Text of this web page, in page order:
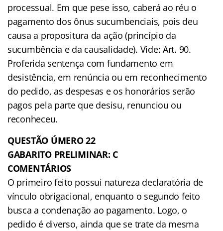
processual. Em que pese isso, caberá ao réu o
pagamento dos ônus sucumbenciais, pois deu
causa a propositura da ação (princípio da
sucumbência e da causalidade). Vide: Art. 90.
Proferida sentença com fundamento em
desistência, em renúncia ou em reconhecimento
do pedido, as despesas e os honorários serão
pagos pela parte que desisu, renunciou ou
reconheceu.
QUESTÃO ÚMERO 22
GABARITO PRELIMINAR: C
COMENTÁRIOS
O primeiro feito possui natureza declaratória de
vínculo obrigacional, enquanto o segundo feito
busca a condenação ao pagamento. Logo, o
pedido é diverso, ainda que se trate da mesma